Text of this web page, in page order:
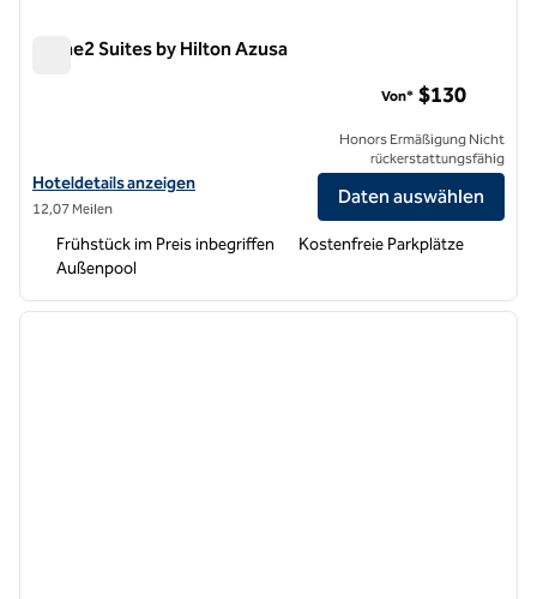
Home2 Suites by Hilton Azusa
Hoteldetails für Home2 Suites by Hilton Azusa anzeigen
Hoteldetails anzeigen
12,07 Meilen
Von* $130
Honors Ermäßigung Nicht
rückerstattungsfähig
Daten auswählen
Frühstück im Preis inbegriffen
Kostenfreie Parkplätze
Außenpool
1 von 12